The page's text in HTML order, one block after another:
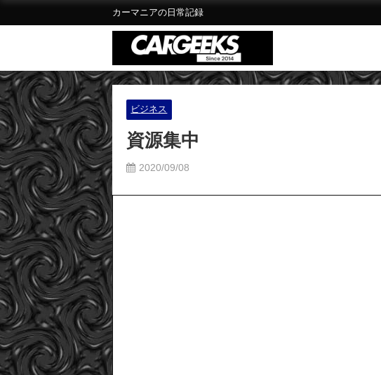
カーマニアの日常記録
ビジネス
資源集中
2020/09/08